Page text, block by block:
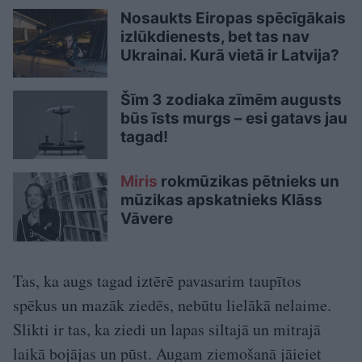
Nosaukts Eiropas spēcīgākais
izlūkdienests, bet tas nav
Ukrainai. Kurā vietā ir Latvija?
Šīm 3 zodiaka zīmēm augusts
būs īsts murgs – esi gatavs jau
tagad!
Miris rokmūzikas pētnieks un
mūzikas apskatnieks Klāss
Vāvere
Tas, ka augs tagad iztērē pavasarim taupītos
spēkus un mazāk ziedēs, nebūtu lielākā nelaime.
Slikti ir tas, ka ziedi un lapas siltajā un mitrajā
laikā bojājas un pūst. Augam ziemošanā jāieiet